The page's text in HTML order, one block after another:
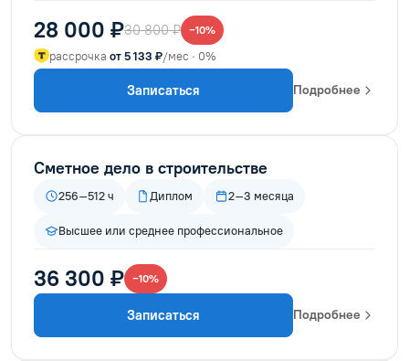
28 000 ₽30 800 ₽ −10%
рассрочка от 5 133 ₽/мес · 0%
Записаться Подробнее
Сметное дело в строительстве
256–512 ч Диплом 2–3 месяца
Высшее или среднее профессиональное
36 300 ₽ −10%
Записаться Подробнее